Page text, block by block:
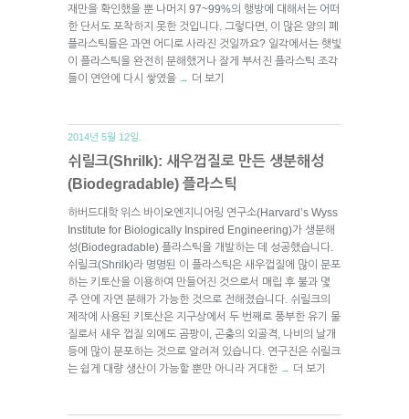
재만을 확인했을 뿐 나머지 97~99%의 행방에 대해서는 어떠
한 단서도 포착하지 못한 것입니다. 그렇다면, 이 많은 양의 폐
플라스틱들은 과연 어디로 사라진 것일까요? 일각에서는 햇빛
이 플라스틱을 완전히 분해했거나 잘게 부서진 플라스틱 조각
들이 연안에 다시 쌓였을 → 더 보기
2014년 5월 12일.
쉬릴크(Shrilk): 새우껍질로 만든 생분해성
(Biodegradable) 플라스틱
하버드대학 위스 바이오엔지니어링 연구소(Harvard’s Wyss
Institute for Biologically Inspired Engineering)가 생분해
성(Biodegradable) 플라스틱을 개발하는 데 성공했습니다.
쉬릴크(Shrilk)라 명명된 이 플라스틱은 새우껍질에 많이 분포
하는 키토산을 이용하여 만들어진 것으로서 매립 후 불과 몇
주 안에 자연 분해가 가능한 것으로 전해졌습니다. 쉬릴크의
제작에 사용된 키토산은 지구상에서 두 번째로 풍부한 유기 물
질로서 새우 껍질 외에도 곰팡이, 곤충의 외골격, 나비의 날개
등에 많이 분포하는 것으로 알려져 있습니다. 연구진은 쉬릴크
는 쉽게 대량 생산이 가능할 뿐만 아니라 거대한 → 더 보기